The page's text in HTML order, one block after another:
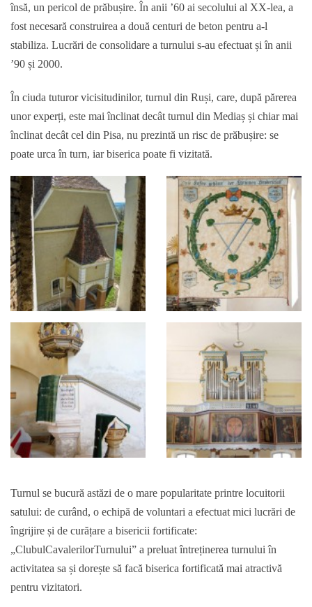
însă, un pericol de prăbușire. În anii ’60 ai secolului al XX-lea, a
fost necesară construirea a două centuri de beton pentru a-l
stabiliza. Lucrări de consolidare a turnului s-au efectuat și în anii
’90 și 2000.
În ciuda tuturor vicisitudinilor, turnul din Ruși, care, după părerea
unor experți, este mai înclinat decât turnul din Mediaș și chiar mai
înclinat decât cel din Pisa, nu prezintă un risc de prăbușire: se
poate urca în turn, iar biserica poate fi vizitată.
Turnul se bucură astăzi de o mare popularitate printre locuitorii
satului: de curând, o echipă de voluntari a efectuat mici lucrări de
îngrijire și de curățare a bisericii fortificate:
„ClubulCavalerilorTurnului” a preluat întreținerea turnului în
activitatea sa și dorește să facă biserica fortificată mai atractivă
pentru vizitatori.